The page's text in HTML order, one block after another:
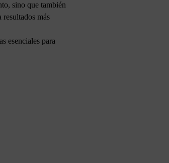
sino que también
resultados más
esenciales para